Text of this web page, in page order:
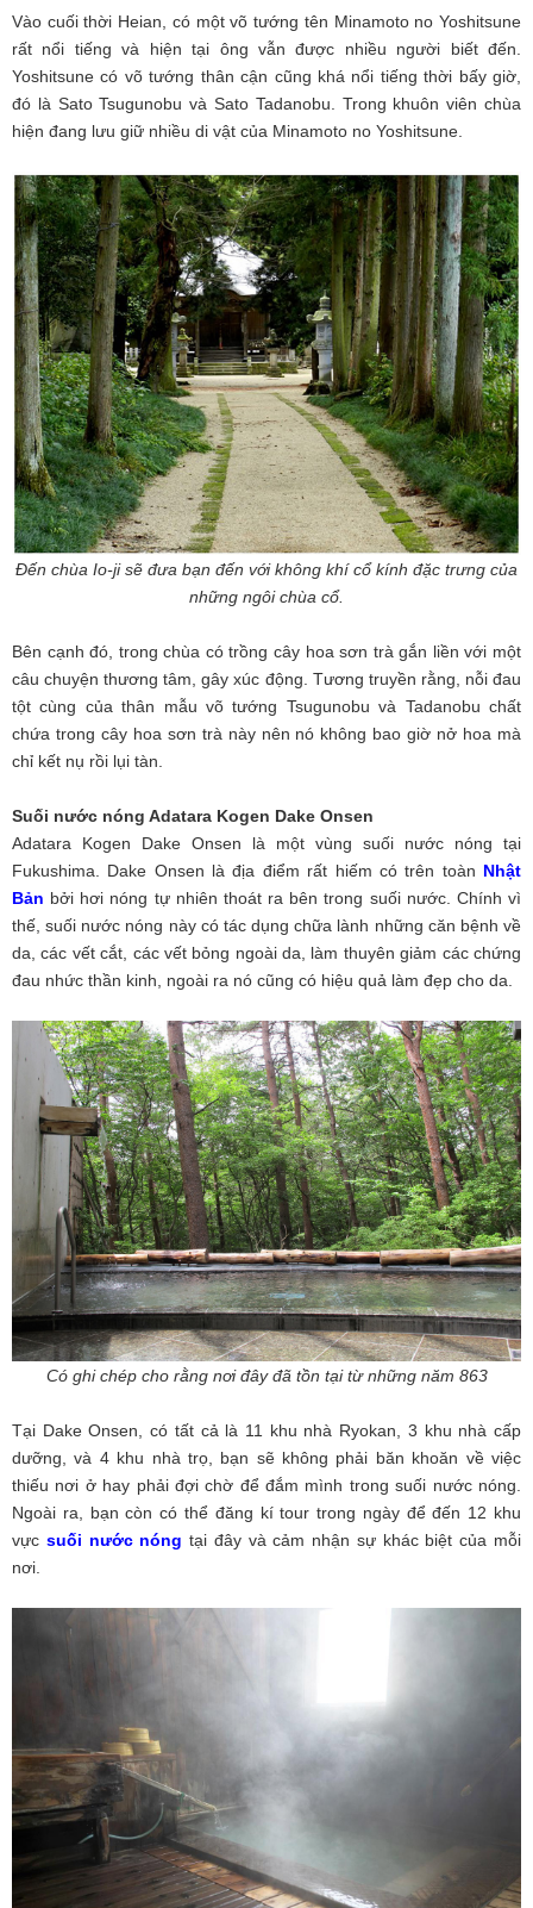
Vào cuối thời Heian, có một võ tướng tên Minamoto no Yoshitsune
rất nổi tiếng và hiện tại ông vẫn được nhiều người biết đến.
Yoshitsune có võ tướng thân cận cũng khá nổi tiếng thời bấy giờ,
đó là Sato Tsugunobu và Sato Tadanobu. Trong khuôn viên chùa
hiện đang lưu giữ nhiều di vật của Minamoto no Yoshitsune.
Đến chùa Io-ji sẽ đưa bạn đến với không khí cổ kính đặc trưng của
những ngôi chùa cổ.
Bên cạnh đó, trong chùa có trồng cây hoa sơn trà gắn liền với một
câu chuyện thương tâm, gây xúc động. Tương truyền rằng, nỗi đau
tột cùng của thân mẫu võ tướng Tsugunobu và Tadanobu chất
chứa trong cây hoa sơn trà này nên nó không bao giờ nở hoa mà
chỉ kết nụ rồi lụi tàn.
Suối nước nóng Adatara Kogen Dake Onsen
Adatara Kogen Dake Onsen là một vùng suối nước nóng tại
Fukushima. Dake Onsen là địa điểm rất hiếm có trên toàn Nhật
Bản bởi hơi nóng tự nhiên thoát ra bên trong suối nước. Chính vì
thế, suối nước nóng này có tác dụng chữa lành những căn bệnh về
da, các vết cắt, các vết bỏng ngoài da, làm thuyên giảm các chứng
đau nhức thần kinh, ngoài ra nó cũng có hiệu quả làm đẹp cho da.
Có ghi chép cho rằng nơi đây đã tồn tại từ những năm 863
Tại Dake Onsen, có tất cả là 11 khu nhà Ryokan, 3 khu nhà cấp
dưỡng, và 4 khu nhà trọ, bạn sẽ không phải băn khoăn về việc
thiếu nơi ở hay phải đợi chờ để đắm mình trong suối nước nóng.
Ngoài ra, bạn còn có thể đăng kí tour trong ngày để đến 12 khu
vực suối nước nóng tại đây và cảm nhận sự khác biệt của mỗi
nơi.